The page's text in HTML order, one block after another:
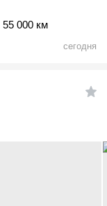
55 000 км
сегодня